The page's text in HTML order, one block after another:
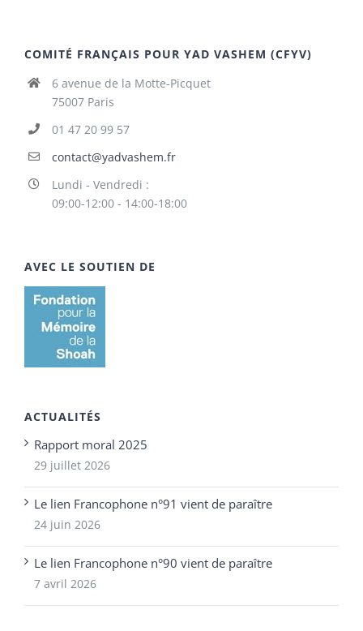
COMITÉ FRANÇAIS POUR YAD VASHEM (CFYV)
6 avenue de la Motte-Picquet
75007 Paris
01 47 20 99 57
contact@yadvashem.fr
Lundi - Vendredi :
09:00-12:00 - 14:00-18:00
AVEC LE SOUTIEN DE
ACTUALITÉS
Rapport moral 2025
29 juillet 2026
Le lien Francophone n°91 vient de paraître
24 juin 2026
Le lien Francophone n°90 vient de paraître
7 avril 2026